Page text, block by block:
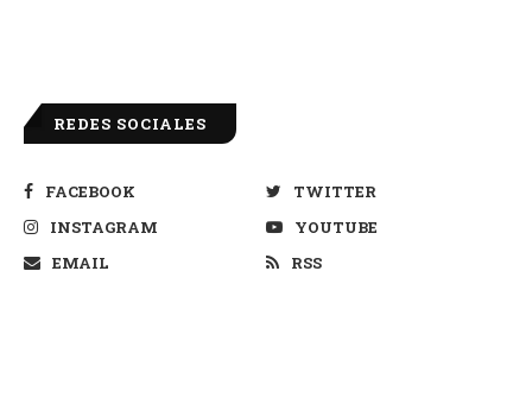
REDES SOCIALES
FACEBOOK
TWITTER
INSTAGRAM
YOUTUBE
EMAIL
RSS